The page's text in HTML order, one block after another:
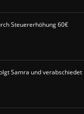
Steuererhöhung 60€
Samra und verabschiedet